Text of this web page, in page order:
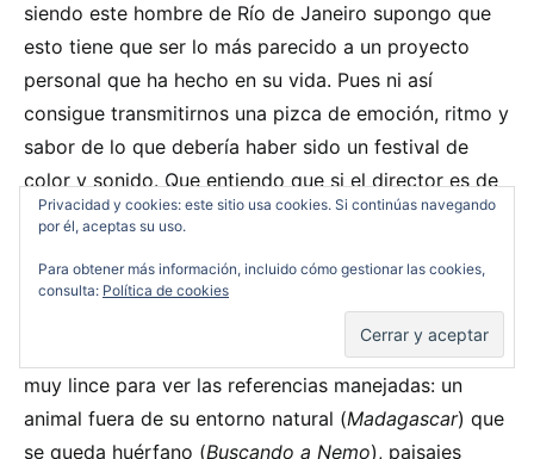
siendo este hombre de Río de Janeiro supongo que
esto tiene que ser lo más parecido a un proyecto
personal que ha hecho en su vida. Pues ni así
consigue transmitirnos una pizca de emoción, ritmo y
sabor de lo que debería haber sido un festival de
color y sonido. Que entiendo que si el director es de
Wisconsin pues el carnaval de Río se la trae al pairo
haber contagiado el amor por sus raices.
El principal problema de Río es que no hace falta ser
muy lince para ver las referencias manejadas: un
animal fuera de su entorno natural (Madagascar) que
se queda huérfano (Buscando a Nemo), paisajes
Privacidad y cookies: este sitio usa cookies. Si continúas navegando
por él, aceptas su uso.
Para obtener más información, incluido cómo gestionar las cookies,
consulta: Política de cookies